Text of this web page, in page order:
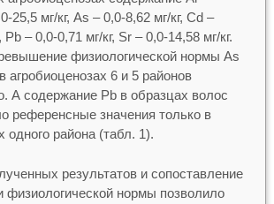
25,5 мг/кг, As – 0,0-8,62 мг/кг, Cd –
Pb – 0,0-0,71 мг/кг, Sr – 0,0-14,58 мг/кг.
физиологической нормы As
агробиоценозах 6 и 5 районов
А содержание Pb в образцах волос
референсные значения только в
одного района (табл. 1).
результатов и сопоставление
физиологической нормы позволило